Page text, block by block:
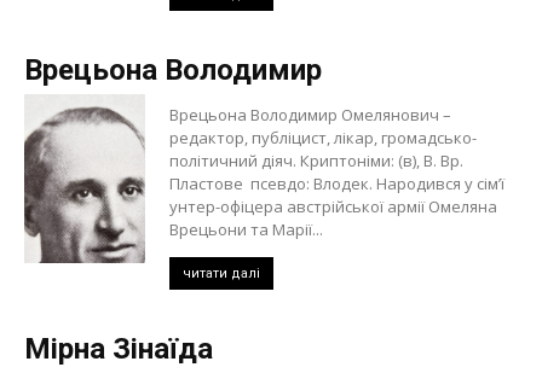
Врецьона Володимир
Врецьона Володимир Омелянович –
редактор, публіцист, лікар, громадсько-
політичний діяч. Криптоніми: (в), В. Вр.
Пластове псевдо: Влодек. Народився у сім’ї
унтер-офіцера австрійської армії Омеляна
Врецьони та Марії...
читати далі
Мірна Зінаїда